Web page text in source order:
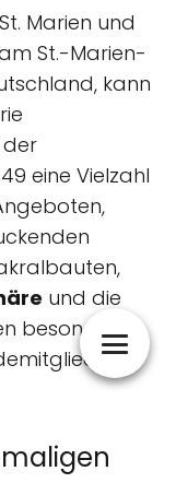
Marien und
St.-Marien-
kann
eine Vielzahl
und die
besonderen